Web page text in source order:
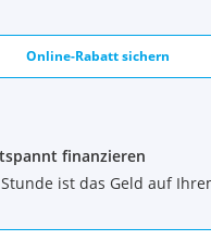
Online-Rabatt sichern
finanzieren
ist das Geld auf